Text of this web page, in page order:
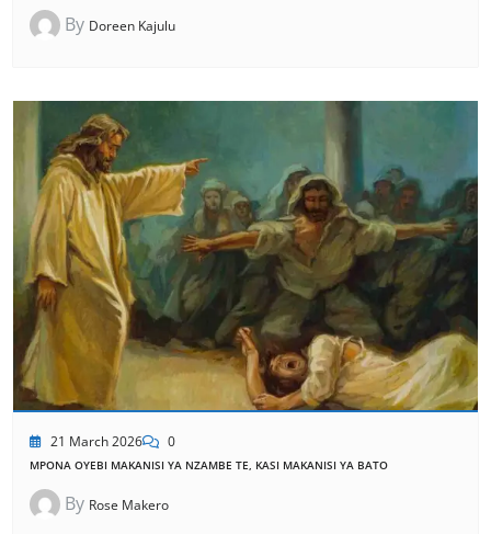
By Doreen Kajulu
21 March 2026 0
MPONA OYEBI MAKANISI YA NZAMBE TE, KASI MAKANISI YA BATO
By Rose Makero